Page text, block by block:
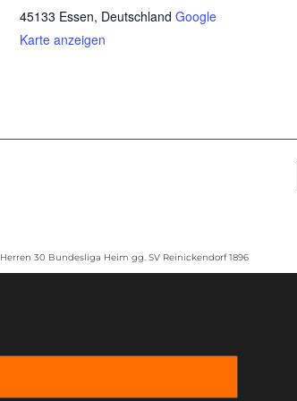
45133 Essen, Deutschland Google
Karte anzeigen
Herren 30 Bundesliga Heim gg. SV Reinickendorf 1896